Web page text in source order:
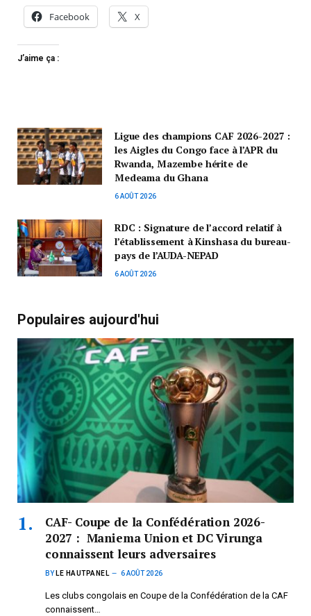
Facebook X
J’aime ça :
Ligue des champions CAF 2026-2027 :
les Aigles du Congo face à l’APR du
Rwanda, Mazembe hérite de
Medeama du Ghana
6 AOÛT 2026
RDC : Signature de l’accord relatif à
l’établissement à Kinshasa du bureau-
pays de l’AUDA-NEPAD
6 AOÛT 2026
Populaires aujourd'hui
CAF- Coupe de la Confédération 2026-
2027 : Maniema Union et DC Virunga
connaissent leurs adversaires
BY LE HAUTPANEL 6 AOÛT 2026
Les clubs congolais en Coupe de la Confédération de la CAF
connaissent…